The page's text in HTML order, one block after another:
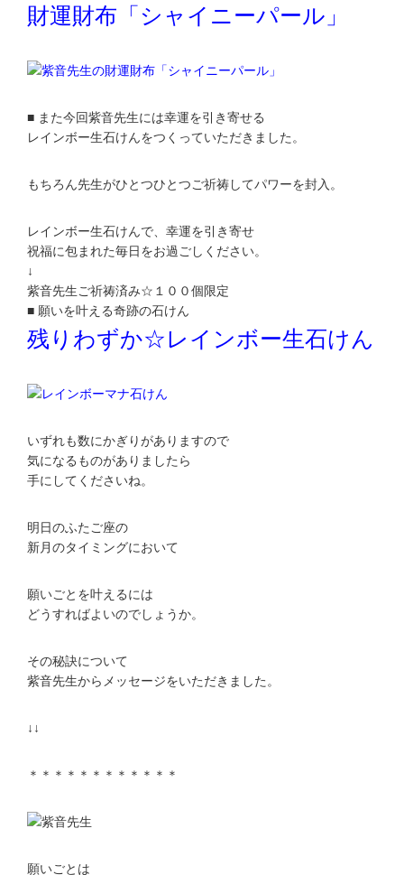
財運財布「シャイニーパール」
■ また今回紫音先生には幸運を引き寄せる
レインボー生石けんをつくっていただきました。
もちろん先生がひとつひとつご祈祷してパワーを封入。
レインボー生石けんで、幸運を引き寄せ
祝福に包まれた毎日をお過ごしください。
↓
紫音先生ご祈祷済み☆１００個限定
■ 願いを叶える奇跡の石けん
残りわずか☆レインボー生石けん
いずれも数にかぎりがありますので
気になるものがありましたら
手にしてくださいね。
明日のふたご座の
新月のタイミングにおいて
願いごとを叶えるには
どうすればよいのでしょうか。
その秘訣について
紫音先生からメッセージをいただきました。
↓↓
＊＊＊＊＊＊＊＊＊＊＊＊
願いごとは